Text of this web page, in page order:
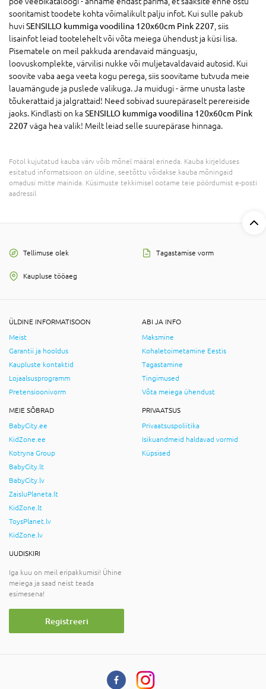
sooritamist toodete kohta võimalikult palju infot. Kui sulle pakub
huviSENSILLO kummiga voodilina 120x60cm Pink 2207 , siis
lisainfot leiad tootelehelt või võta meiega ühendust ja küsi lisa.
Pisematele on meil pakkuda arendavaid mänguasju,
loovuskomplekte, värvilisi nukke või muljetavaldavaid autosid. Kui
soovite vaba aega veeta kogu perega, siis soovitame tutvuda meie
lauamängude ja puslede valikuga. Ja muidugi - ärme unusta laste
tõukerattaid ja jalgrattaid! Need sobivad suurepäraselt perereiside
jaoks. Kindlasti on ka SENSILLO kummiga voodilina 120x60cm Pink
2207 väga hea valik! Meilt leiad selle suurepärase hinnaga.
Fotol kujutatud kauba värv võib mõnel määral erineda. Kauba kirjelduses
esitatud informatsioon on üldine, seetõttu võidakse kauba mõningaid
omadusi mitte mainida. Küsimuste tekkimisel ootame teie pöördumist e-posti
aadressil
Tellimuse olek Tagastamise vorm
Kaupluse tööaeg
ÜLDINE INFORMATISOON
Meist
Garantii ja hooldus
Kaupluste kontaktid
Lojaalsusprogramm
Pretensioonivorm
ABI JA INFO
Maksmine
Kohaletoimetamine Eestis
Tagastamine
Tingimused
Võta meiega ühendust
MEIE SÕBRAD
BabyCity.ee
KidZone.ee
Kotryna Group
BabyCity.lt
BabyCity.lv
ZaisluPlaneta.lt
KidZone.lt
ToysPlanet.lv
KidZone.lv
PRIVAATSUS
Privaatsuspoliitika
Isikuandmeid haldavad vormid
Küpsised
UUDISKIRI
Iga kuu on meil eripakkumisi! Ühine
meiega ja saad neist teada
esimesena!
Registreeri